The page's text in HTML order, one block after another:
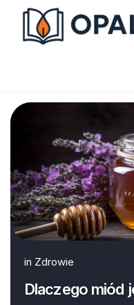
content
in Zdrowie
Dlaczego miód